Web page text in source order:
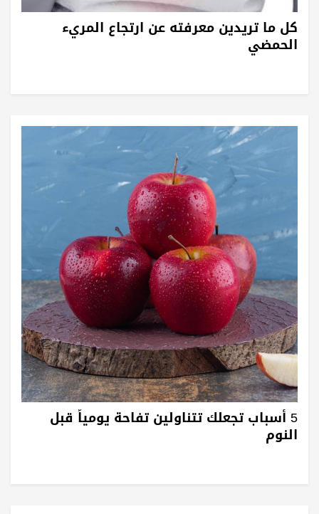
كل ما تريدين معرفته عن ارتجاع المريء
الحمضي
5 أسباب تجعلك تتناولين تفاحة يومياً قبل
النوم